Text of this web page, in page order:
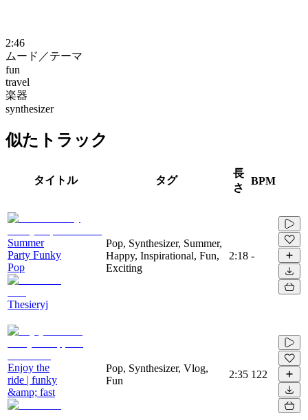
2:46
ムード／テーマ
fun
travel
楽器
synthesizer
似たトラック
タイトル タグ
長
さ
BPM
Summer
Party Funky
Pop
Thesieryj
Pop, Synthesizer, Summer,
Happy, Inspirational, Fun,
Exciting
2:18 -
Enjoy the
ride | funky
&amp; fast
Pop, Synthesizer, Vlog,
Fun
2:35 122